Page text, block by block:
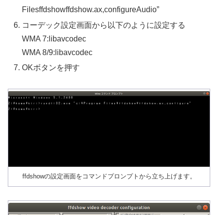
Filesffdshowffdshow.ax,configureAudio”
コーデック設定画面から以下のように設定する
WMA 7:libavcodec
WMA 8/9:libavcodec
OKボタンを押す
ffdshowの設定画面をコマンドプロンプトから立ち上げます。